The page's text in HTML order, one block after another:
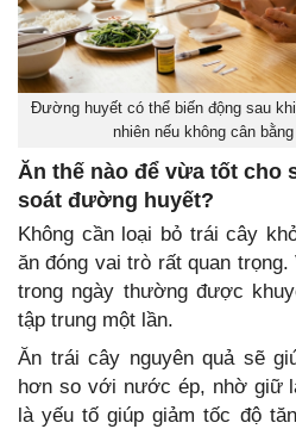
Đường huyết có thể biến động sau
nhiên nếu không cân
Ăn thế nào để vừa tốt cho
soát đường huyết?
Không cần loại bỏ trái cây
ăn đóng vai trò rất quan
trong ngày thường được
tập trung một lần.
Ăn trái cây nguyên quả sẽ
hơn so với nước ép, nhờ giữ
là yếu tố giúp giảm tốc độ